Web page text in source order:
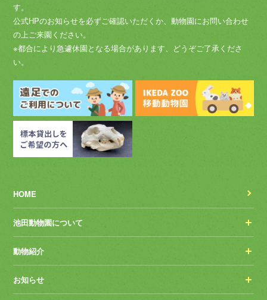
す。
公式HPのお知らせを必ずご確認いただくか、動物園にお問い合わせ
の上ご来園ください。
※都合により急遽休園となる場合があります、どうぞご了承くださ
い。
HOME
池田動物園について
動物紹介
お知らせ